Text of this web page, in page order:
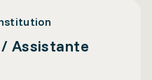
Assistante